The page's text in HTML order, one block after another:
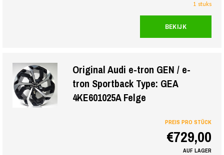
1 stuks
BEKIJK
Original Audi e-tron GEN / e-
tron Sportback Type: GEA
4KE601025A Felge
PREIS PRO STÜCK
€729,00
AUF LAGER